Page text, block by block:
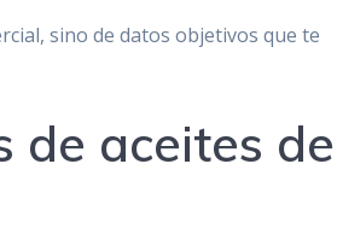
sino de datos objetivos que te
de aceites de